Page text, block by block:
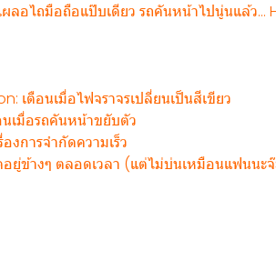
ลอไถมือถือแป๊บเดียว รถคันหน้าไปนู่นแล้ว...
เตือนเมื่อไฟจราจรเปลี่ยนเป็นสีเขียว
เมื่อรถคันหน้าขยับตัว
งการจำกัดความเร็ว
ยู่ข้างๆ ตลอดเวลา (แต่ไม่บ่นเหมือนแฟนนะจ๊